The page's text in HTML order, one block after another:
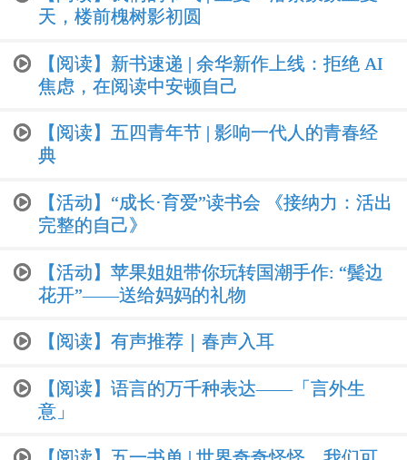
天，楼前槐树影初圆
【阅读】新书速递 | 余华新作上线：拒绝 AI
焦虑，在阅读中安顿自己
【阅读】五四青年节 | 影响一代人的青春经
典
【活动】“成长·育爱”读书会 《接纳力：活出
完整的自己》
【活动】苹果姐姐带你玩转国潮手作: “鬓边
花开”——送给妈妈的礼物
【阅读】有声推荐｜春声入耳
【阅读】语言的万千种表达——「言外生
意」